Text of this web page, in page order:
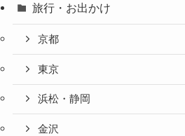
旅行・お出かけ
京都
東京
浜松・静岡
金沢